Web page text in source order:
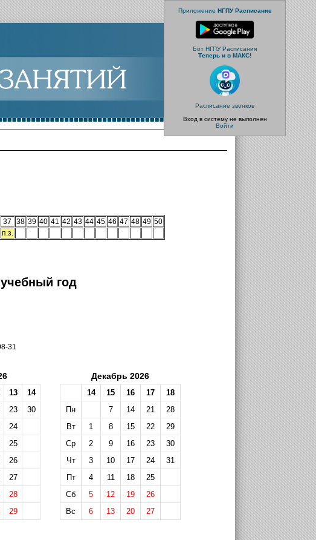
Приложение НГПУ Расписание
Бот НГПУ Расписания
Теперь и в МАКС!
Расписание звонков
Вход в систему не выполнен
Войти
37 38 39 40 41 42 43 44 45 46 47 48 49 50
п.з.
год
31
13
14
23
30
24
25
26
27
28
29
Декабрь 2026
14 15 16 17
18
Пн
7 14 21
28
Вт
1 8 15 22
29
Ср
2 9 16 23
30
Чт
3 10 17 24
31
Пт
4 11 18
25
Сб
5 12 19
26
Вс
6 13 20 27